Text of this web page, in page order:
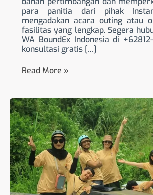
para panitia dari pihak
mengadakan acara outing atau
fasilitas yang lengkap. Segera
WA BoundEx Indonesia di
konsultasi gratis […]
Read More »
Outing
di
Bogor:
Panduan
Lengkap
untuk
Outbound
&
Gathering